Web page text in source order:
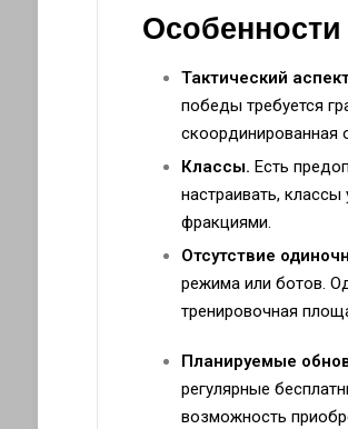
Особенности
Тактический
победы требуется
скоординированная
Классы. Есть
настраивать,
фракциями.
Отсутствие
режима или ботов.
тренировочная
Планируемые
регулярные
возможность